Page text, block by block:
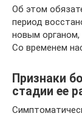
Об этом
период
новым органом,
Со временем
Признаки
стадии ее